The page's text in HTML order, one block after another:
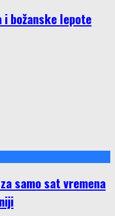
i božanske lepote
samo sat vremena